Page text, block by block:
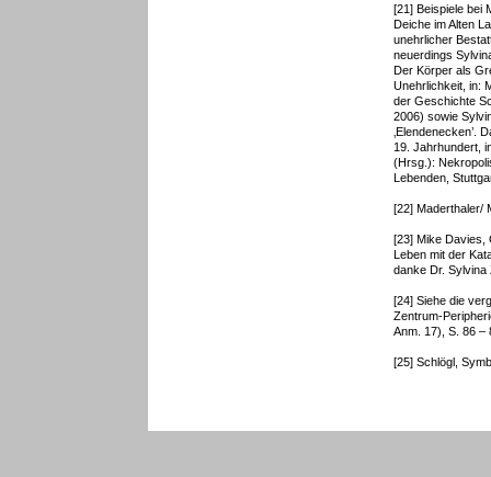
[21] Beispiele bei
Deiche im Alten
unehrlicher
neuerdings
Der Körper als
Unehrlichkeit, in:
der Geschichte
2006) sowie
‚Elendenecken’.
19. Jahrhundert,
(Hrsg.):
Lebenden,
[22] Maderthaler/
[23] Mike Davies,
Leben mit der
danke Dr.
[24] Siehe die
Zentrum-
Anm. 17), S. 86 –
[25] Schlögl,